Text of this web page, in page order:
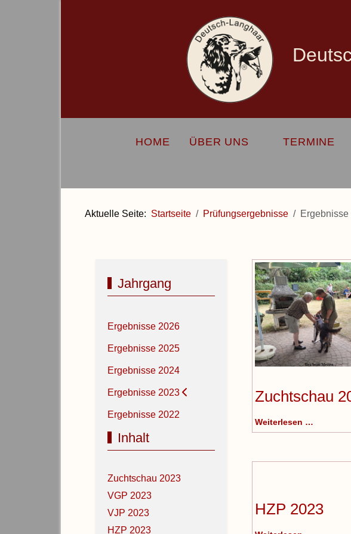
HOME ÜBER UNS TERMINE
Aktuelle Seite: Startseite Prüfungsergebnisse Ergebnisse
Jahrgang
Ergebnisse 2026
Ergebnisse 2025
Ergebnisse 2024
Ergebnisse 2023
Ergebnisse 2022
Inhalt
Zuchtschau 2023
VGP 2023
VJP 2023
HZP 2023
Zuchtschau
Weiterlesen …
HZP 2023